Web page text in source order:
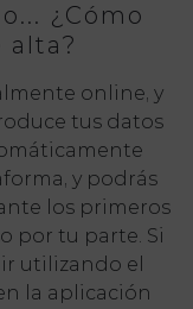
¿Cómo
alta?
online, y
tus datos
y podrás
los primeros
por tu parte. Si
utilizando el
la aplicación